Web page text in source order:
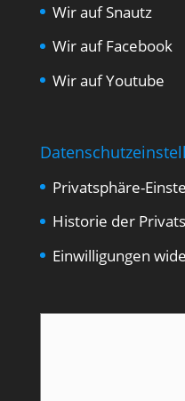
Wir auf Snautz
Wir auf Facebook
Wir auf Youtube
Privatsphäre-
Historie der
Einwilligungen